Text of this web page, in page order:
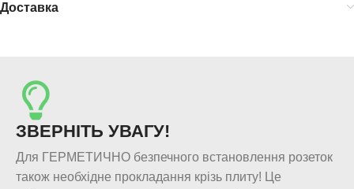
Доставка
ЗВЕРНІТЬ УВАГУ!
Для ГЕРМЕТИЧНО безпечного встановлення розеток
також необхідне прокладання крізь плиту! Це